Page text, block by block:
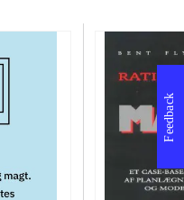
Feedback